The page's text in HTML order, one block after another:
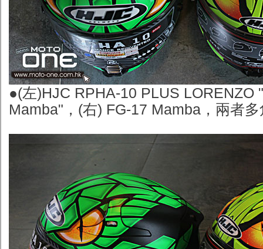
●(左)HJC RPHA-10 PLUS LORENZO
Mamba"，(右) FG-17 Mamba，兩者